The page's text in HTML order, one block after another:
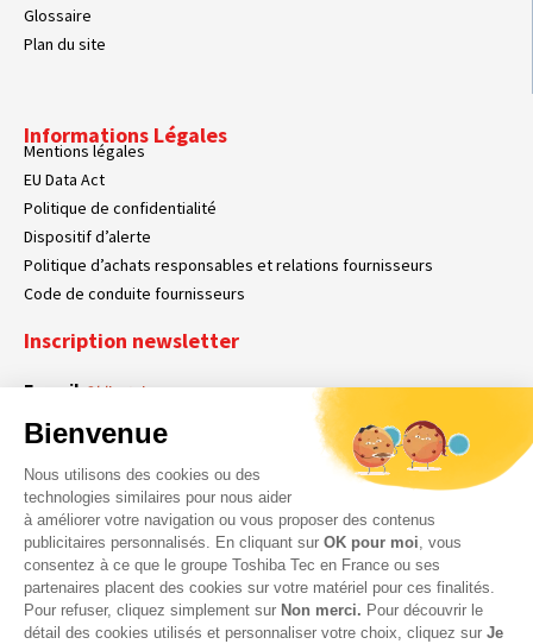
Glossaire
Plan du site
Informations Légales
Mentions légales
EU Data Act
Politique de confidentialité
Dispositif d’alerte
Politique d’achats responsables et relations fournisseurs
Code de conduite fournisseurs
Inscription newsletter
E-mailObligatoire
RGPD
Obligatoire
En cochant cette case, vous acceptez que Toshiba Tec France collecte vos
données personnelles. Pour plus d’informations sur notre politique en matière
de données personnelles,cliquez ici.Obligatoire
Bienvenue
Nous utilisons des cookies ou des
technologies similaires pour nous aider
à améliorer votre navigation ou vous proposer des contenus
publicitaires personnalisés. En cliquant sur OK pour moi , vous
consentez à ce que le groupe Toshiba Tec en France ou ses
partenaires placent des cookies sur votre matériel pour ces finalités.
Pour refuser, cliquez simplement sur Non merci. Pour découvrir le
détail des cookies utilisés et personnaliser votre choix, cliquez sur Je